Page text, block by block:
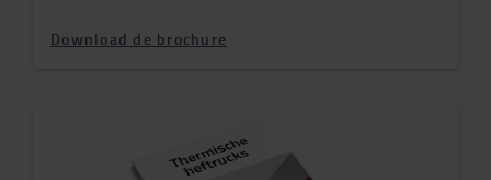
Download de brochure